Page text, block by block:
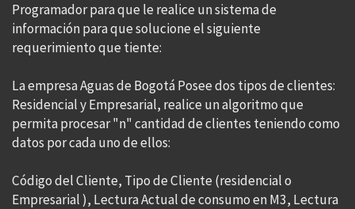
Programador para que le realice un sistema de
información para que solucione el siguiente
requerimiento que tiente:
La empresa Aguas de Bogotá Posee dos tipos de clientes:
Residencial y Empresarial, realice un algoritmo que
permita procesar "n" cantidad de clientes teniendo como
datos por cada uno de ellos:
Código del Cliente, Tipo de Cliente (residencial o
Empresarial ), Lectura Actual de consumo en M3, Lectura